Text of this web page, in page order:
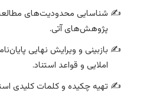
شناسایی محدودیت‌های
پژوهش‌های آتی.
بازبینی و ویرایش نهایی
املایی و قواعد استناد.
تهیه چکیده و کلمات کلیدی